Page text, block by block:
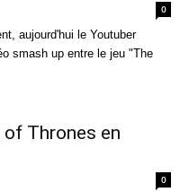
0
aujourd'hui le Youtuber
smash up entre le jeu "The
of Thrones en
0